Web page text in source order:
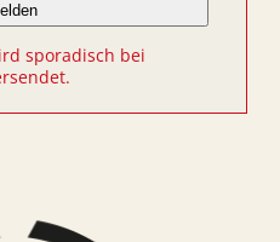
sporadisch bei